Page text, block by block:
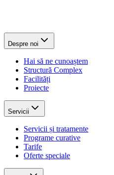
Despre noi
Hai să ne cunoaștem
Structură Complex
Facilități
Proiecte
Servicii
Servicii și tratamente
Programe curative
Tarife
Oferte speciale